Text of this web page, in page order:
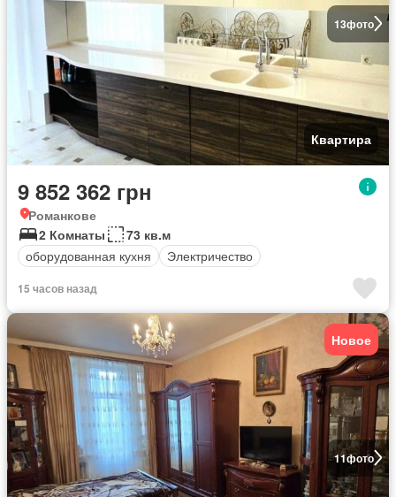
13фото
Квартира
9 852 362 грн
Романкове
2 Комнаты
73 кв.м
оборудованная кухня
Электричество
15 часов назад
11фото
Новое